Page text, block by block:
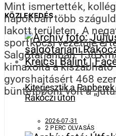
KÖZLEKEDÉS
Kiterjesztik a
Rákóczi úton
2026-07-31
2 PERC OLVASÁS
Mint ismertették,
napokban több
lakott területen. A
sportkocsi vezetője
Salgótarjánban 138
kimaxolta a kiszabható
gyorshajtásért 468
büntetőpont volt a